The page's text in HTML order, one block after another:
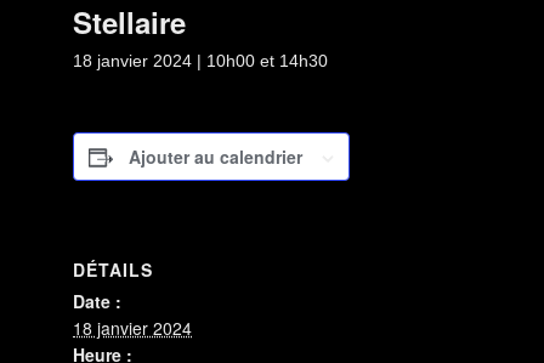
Stellaire
18 janvier 2024 | 10h00 et 14h30
Ajouter au calendrier
DÉTAILS
Date :
18 janvier 2024
Heure :